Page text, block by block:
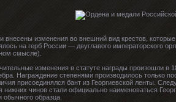
внесены изменения во внешний вид крестов,
на герб России — двуглавого императорского
смысле).
изменения в статуте награды произошли в
Награждение степенями производилось только
присоединялся бант из Георгиевской ленты.
нижних чинов стали официально наименоваться
обычного образца.